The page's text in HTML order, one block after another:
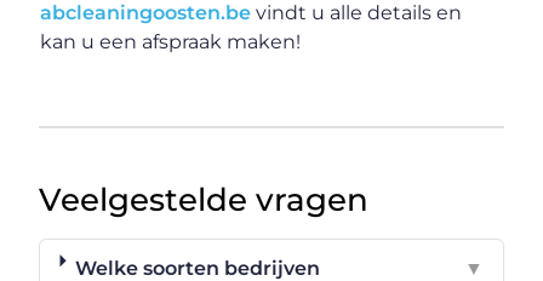
abcleaningoosten.be vindt u alle details en
kan u een afspraak maken!
Veelgestelde vragen
Welke soorten bedrijven
▼